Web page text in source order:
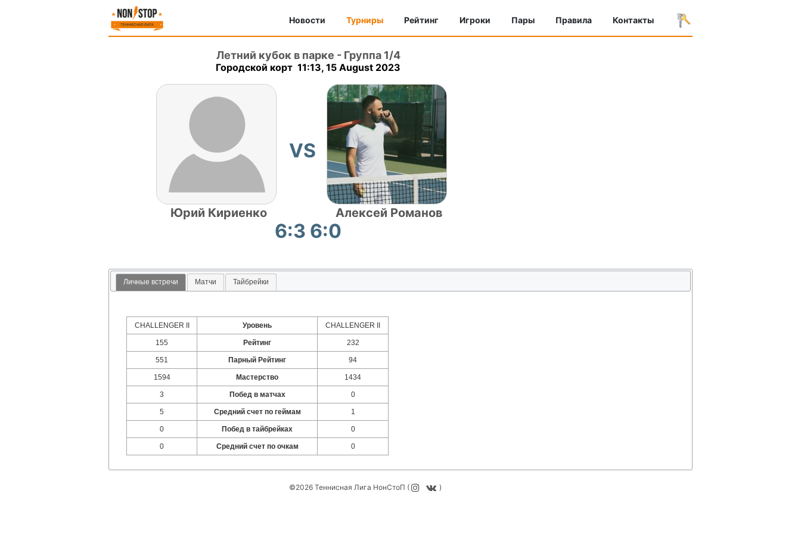
Новости Турниры Рейтинг Игроки Пары Правила Контакты
Летний кубок в парке - Группа 1/4
Городской корт 11:13, 15 August 2023
Юрий Кириенко
VS
Алексей Романов
6:3 6:0
Личные встречи Матчи Тайбрейки
CHALLENGER II Уровень CHALLENGER II
155 Рейтинг 232
551 Парный Рейтинг 94
1594 Мастерство 1434
3 Побед в матчах 0
5 Средний счет по геймам 1
0 Побед в тайбрейках 0
0 Средний счет по очкам 0
©2026 Теннисная Лига НонСтоП ( )